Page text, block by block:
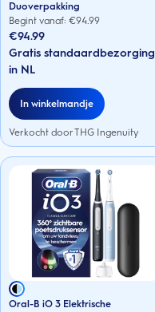
Duoverpakking
Begint vanaf: €94.99
€94.99
Gratis standaardbezorging
in NL
In winkelmandje
Verkocht door THG Ingenuity
Oral-B iO 3 Elektrische